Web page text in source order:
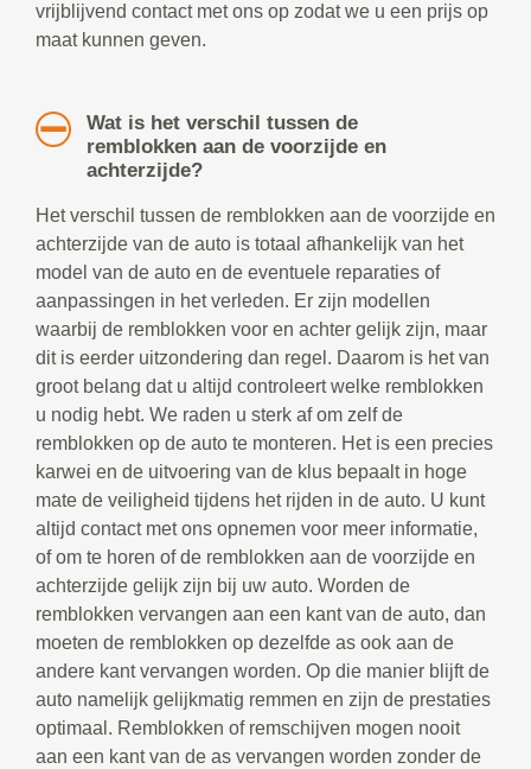
vrijblijvend contact met ons op zodat we u een prijs op
maat kunnen geven.
Wat is het verschil tussen de
remblokken aan de voorzijde en
achterzijde?
Het verschil tussen de remblokken aan de voorzijde en
achterzijde van de auto is totaal afhankelijk van het
model van de auto en de eventuele reparaties of
aanpassingen in het verleden. Er zijn modellen
waarbij de remblokken voor en achter gelijk zijn, maar
dit is eerder uitzondering dan regel. Daarom is het van
groot belang dat u altijd controleert welke remblokken
u nodig hebt. We raden u sterk af om zelf de
remblokken op de auto te monteren. Het is een precies
karwei en de uitvoering van de klus bepaalt in hoge
mate de veiligheid tijdens het rijden in de auto. U kunt
altijd contact met ons opnemen voor meer informatie,
of om te horen of de remblokken aan de voorzijde en
achterzijde gelijk zijn bij uw auto. Worden de
remblokken vervangen aan een kant van de auto, dan
moeten de remblokken op dezelfde as ook aan de
andere kant vervangen worden. Op die manier blijft de
auto namelijk gelijkmatig remmen en zijn de prestaties
optimaal. Remblokken of remschijven mogen nooit
aan een kant van de as vervangen worden zonder de